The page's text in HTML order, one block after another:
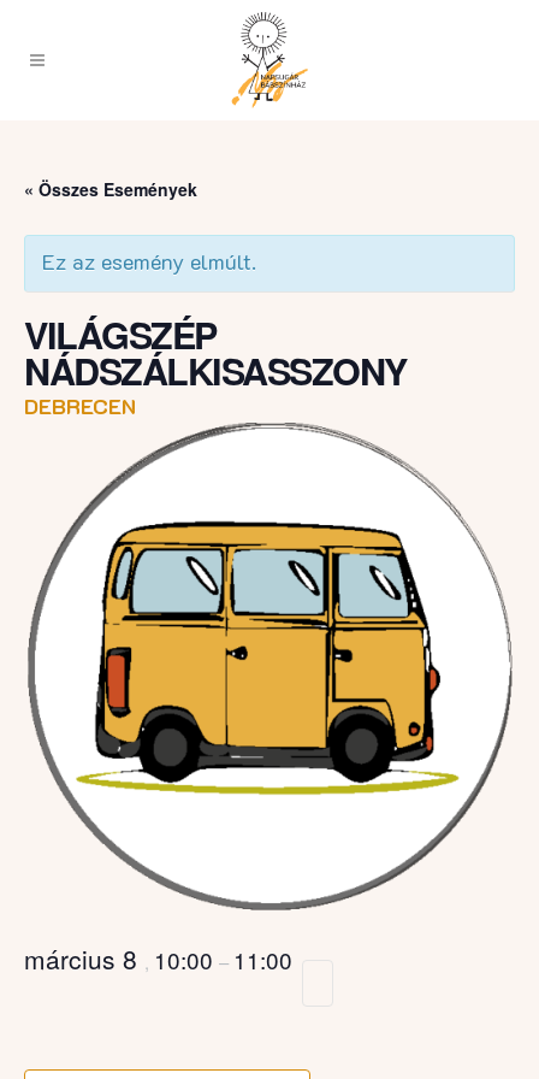
« Összes Események
Ez az esemény elmúlt.
VILÁGSZÉP
NÁDSZÁLKISASSZONY
DEBRECEN
március 8 , 10:00 – 11:00